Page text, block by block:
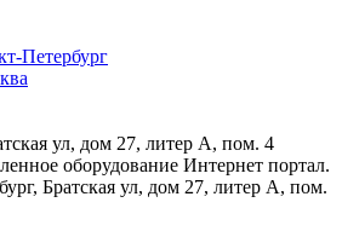
Петербург
ул, дом 27, литер А, пом. 4
оборудование Интернет портал.
Братская ул, дом 27, литер А, пом.